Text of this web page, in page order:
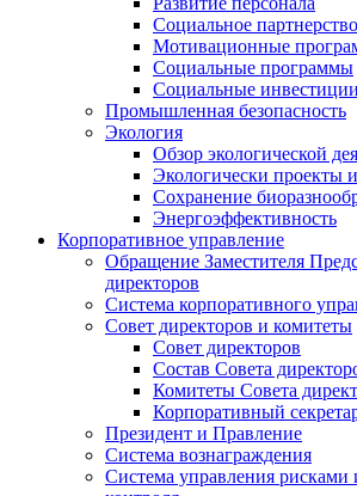
Социальное партнерство
Мотивационные
Социальные программы
Социальные инвестиции
Промышленная безопасность
Экология
Обзор экологической
Экологически проекты
Сохранение
Энергоэффективность
Корпоративное управление
Обращение Заместителя
директоров
Система корпоративного
Совет директоров и комитеты
Совет директоров
Состав Совета
Комитеты Совета
Корпоративный
Президент и Правление
Система вознаграждения
Система управления рисками